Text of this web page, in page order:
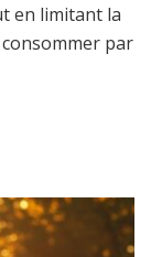
en limitant la
par